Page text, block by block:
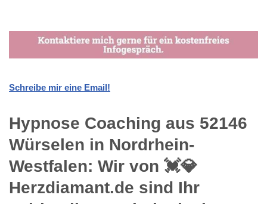
Schreibe mir eine Email!
Hypnose Coaching aus 52146
Würselen in Nordrhein-
Westfalen: Wir von 💓️💎
Herzdiamant.de sind Ihr